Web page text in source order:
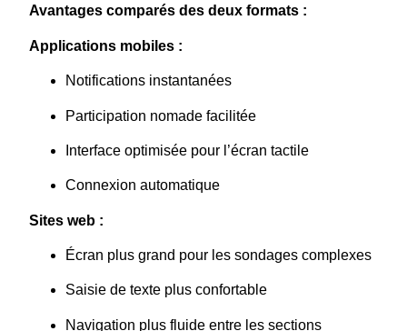
Avantages comparés des deux formats :
Applications mobiles :
Notifications instantanées
Participation nomade facilitée
Interface optimisée pour l’écran tactile
Connexion automatique
Sites web :
Écran plus grand pour les sondages complexes
Saisie de texte plus confortable
Navigation plus fluide entre les sections